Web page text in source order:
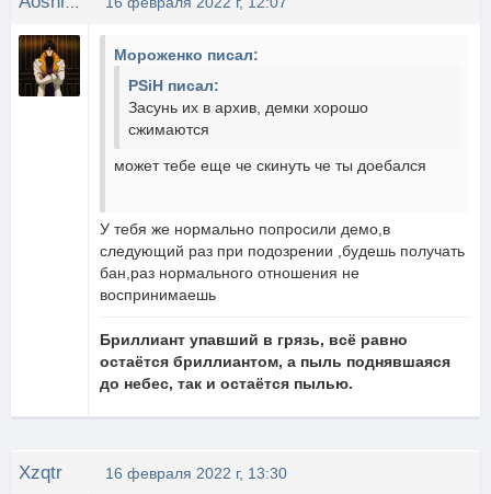
Мороженко писал:
PSiH писал:
Засунь их в архив, демки хорошо
сжимаются
может тебе еще че скинуть че ты доебался
У тебя же нормально попросили демо,в
следующий раз при подозрении ,будешь получать
бан,раз нормального отношения не
воспринимаешь
Бриллиант упавший в грязь, всё равно
остаётся бриллиантом, а пыль поднявшаяся
до небес, так и остаётся пылью.
Xzqtr 16 февраля 2022 г, 13:30